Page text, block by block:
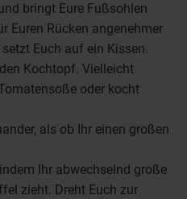
bringt Eure Fußsohlen
Euren Rücken angenehmer
Euch auf ein Kissen.
Kochtopf. Vielleicht
oder kocht
als ob Ihr einen großen
Ihr abwechselnd große
zieht. Dreht Euch zur